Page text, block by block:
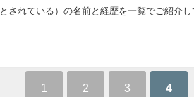
されている）の名前と経歴を一覧でご紹介
1 2 3 4